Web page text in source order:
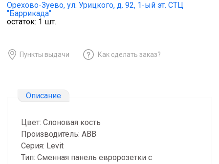
Орехово-Зуево, ул. Урицкого, д. 92, 1-ый эт. СТЦ
"Баррикада"
остаток: 1 шт.
Пункты выдачи Как сделать заказ?
Описание
Цвет: Слоновая кость
Производитель: ABB
Серия: Levit
Тип: Сменная панель евророзетки с